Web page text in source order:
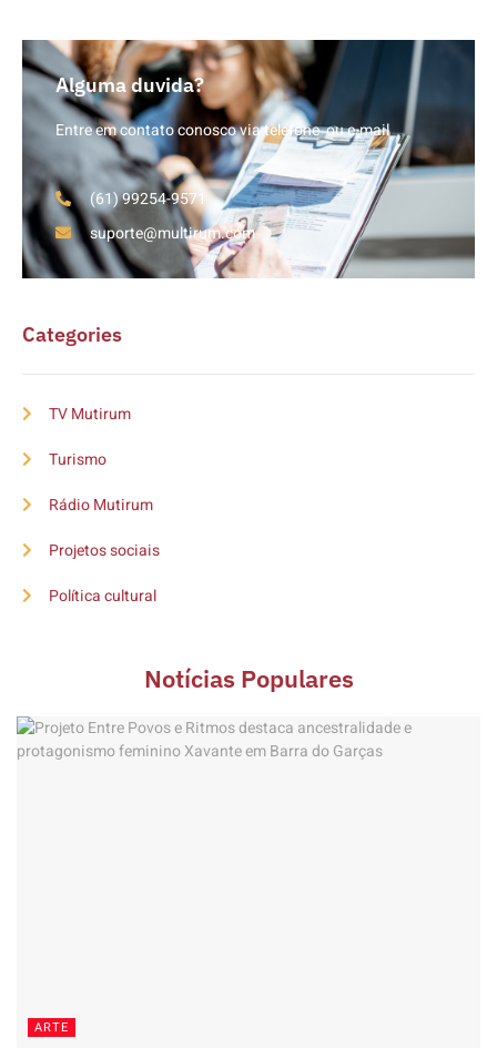
Alguma duvida?
Entre em contato conosco via telefone ou e-mail
(61) 99254-9571
suporte@multirum.com
Categories
TV Mutirum
Turismo
Rádio Mutirum
Projetos sociais
Política cultural
Notícias Populares
ARTE